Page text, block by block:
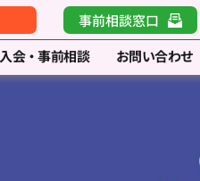
事前相談窓口
入会・事前相談 お問い合わせ